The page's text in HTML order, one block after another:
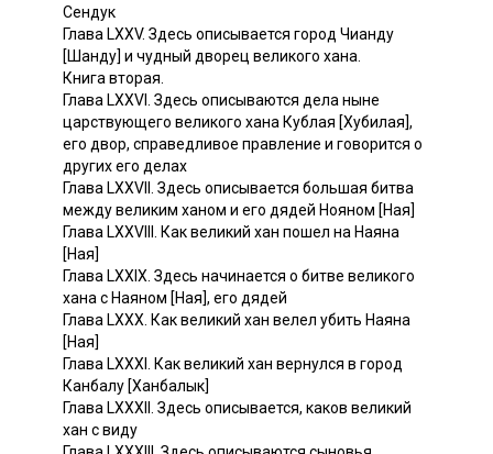
Сендук
Глава LXXV. Здесь описывается город Чианду
[Шанду] и чудный дворец великого хана.
Книга вторая.
Глава LXXVI. Здесь описываются дела ныне
царствующего великого хана Кублая [Хубилая],
его двор, справедливое правление и говорится о
других его делах
Глава LXXVII. Здесь описывается большая битва
между великим ханом и его дядей Нояном [Ная]
Глава LXXVIII. Как великий хан пошел на Наяна
[Ная]
Глава LXXIX. Здесь начинается о битве великого
хана с Наяном [Ная], его дядей
Глава LXXX. Как великий хан велел убить Наяна
[Ная]
Глава LXXXI. Как великий хан вернулся в город
Канбалу [Ханбалык]
Глава LXXXII. Здесь описывается, каков великий
хан с виду